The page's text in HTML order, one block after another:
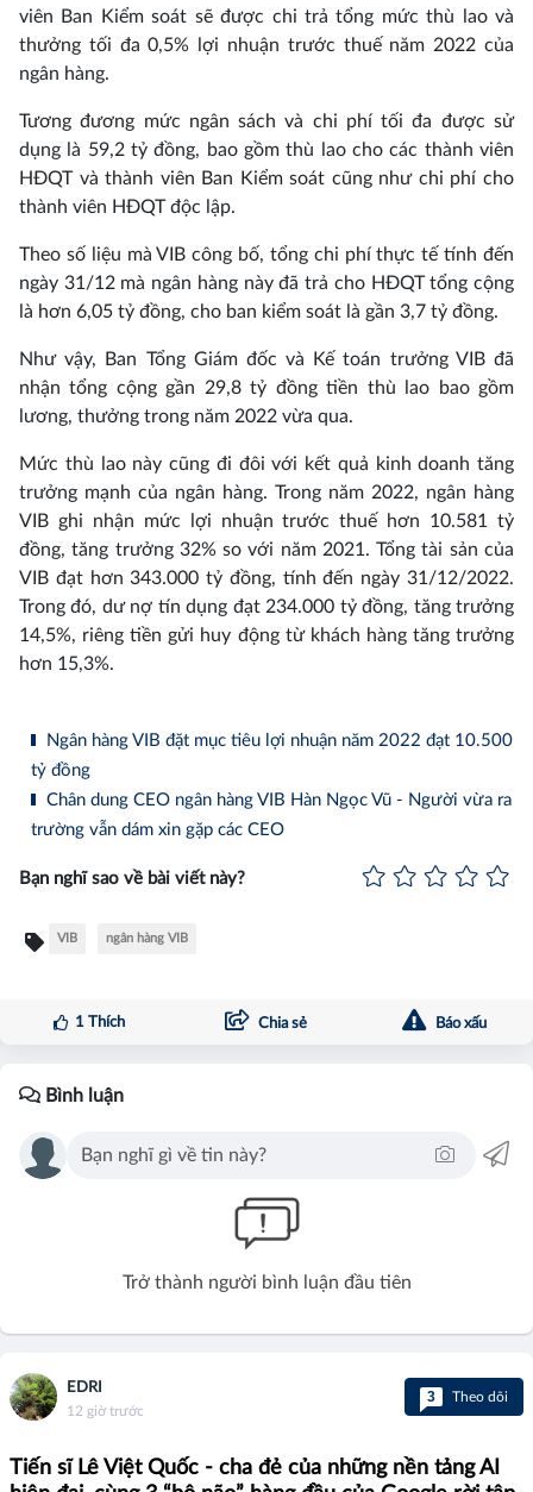
viên Ban Kiểm soát sẽ được chi trả tổng mức thù lao và
thưởng tối đa 0,5% lợi nhuận trước thuế năm 2022 của
ngân hàng.
Tương đương mức ngân sách và chi phí tối đa được sử
dụng là 59,2 tỷ đồng, bao gồm thù lao cho các thành viên
HĐQT và thành viên Ban Kiểm soát cũng như chi phí cho
thành viên HĐQT độc lập.
Theo số liệu mà VIB công bố, tổng chi phí thực tế tính đến
ngày 31/12 mà ngân hàng này đã trả cho HĐQT tổng cộng
là hơn 6,05 tỷ đồng, cho ban kiểm soát là gần 3,7 tỷ đồng.
Như vậy, Ban Tổng Giám đốc và Kế toán trưởng VIB đã
nhận tổng cộng gần 29,8 tỷ đồng tiền thù lao bao gồm
lương, thưởng trong năm 2022 vừa qua.
Mức thù lao này cũng đi đôi với kết quả kinh doanh tăng
trưởng mạnh của ngân hàng. Trong năm 2022, ngân hàng
VIB ghi nhận mức lợi nhuận trước thuế hơn 10.581 tỷ
đồng, tăng trưởng 32% so với năm 2021. Tổng tài sản của
VIB đạt hơn 343.000 tỷ đồng, tính đến ngày 31/12/2022.
Trong đó, dư nợ tín dụng đạt 234.000 tỷ đồng, tăng trưởng
14,5%, riêng tiền gửi huy động từ khách hàng tăng trưởng
hơn 15,3%.
Ngân hàng VIB đặt mục tiêu lợi nhuận năm 2022 đạt 10.500
tỷ đồng
Chân dung CEO ngân hàng VIB Hàn Ngọc Vũ - Người vừa ra
trường vẫn dám xin gặp các CEO
Bạn nghĩ sao về bài viết này?
VIB ngân hàng VIB
1Thích Chia sẻ Báo xấu
Bình luận
Trở thành người bình luận đầu tiên
EDRI
12 giờ trước
3 Theo dõi
Tiến sĩ Lê Việt Quốc - cha đẻ của những nền tảng AI